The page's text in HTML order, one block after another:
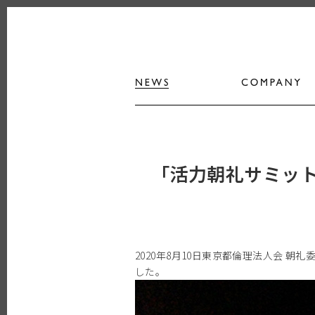
「活力朝礼サミ
2020年8月10日東京都倫理法人会 朝礼
した。